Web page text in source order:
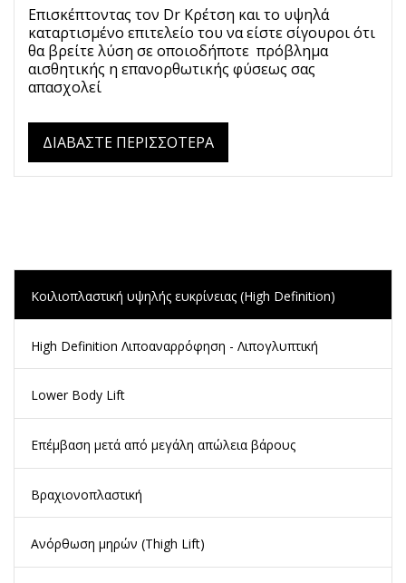
Κοιλιοπλαστική υψηλής ευκρίνειας (High Definition)
High Definition Λιποαναρρόφηση - Λιπογλυπτική
Lower Body Lift
Επέμβαση μετά από μεγάλη απώλεια βάρους
Βραχιονοπλαστική
Ανόρθωση μηρών (Thigh Lift)
Επισκέπτοντας τον Dr Κρέτση και το υψηλά
καταρτισμένο επιτελείο του να είστε σίγουροι ότι
θα βρείτε λύση σε οποιοδήποτε πρόβλημα
αισθητικής η επανορθωτικής φύσεως σας
απασχολεί
ΔΙΑΒΆΣΤΕ ΠΕΡΙΣΣΌΤΕΡΑ